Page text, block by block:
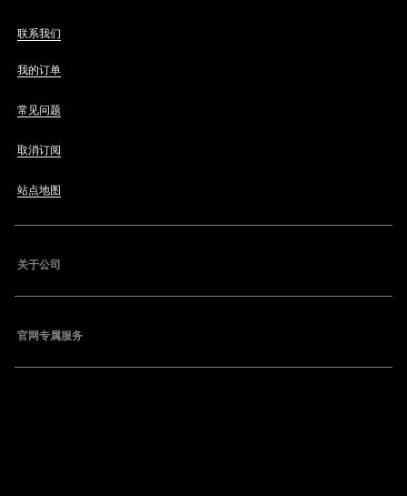
联系我们
我的订单
常见问题
取消订阅
站点地图
关于公司
官网专属服务